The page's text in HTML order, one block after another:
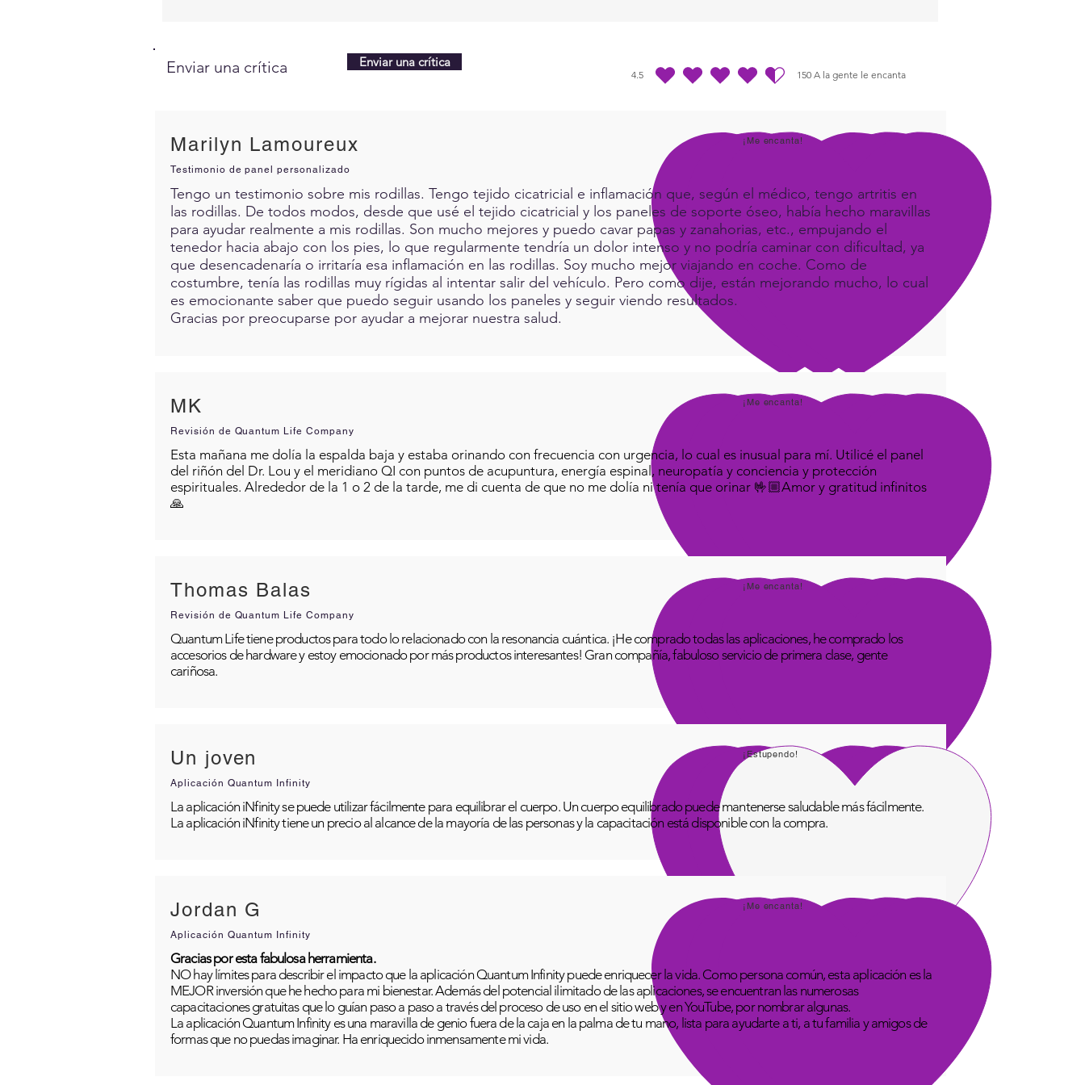
Enviar una crítica Enviar una crítica
4.5 150 A la gente le encanta
la calificación promedio es 4.5 de 5, basada en 150 votos, A la gente le encanta
Marilyn Lamoureux ¡Me encanta!
Testimonio de panel personalizado
Tengo un testimonio sobre mis rodillas. Tengo tejido cicatricial e inflamación que, según el médico, tengo artritis en
las rodillas. De todos modos, desde que usé el tejido cicatricial y los paneles de soporte óseo, había hecho maravillas
para ayudar realmente a mis rodillas. Son mucho mejores y puedo cavar papas y zanahorias, etc., empujando el
tenedor hacia abajo con los pies, lo que regularmente tendría un dolor intenso y no podría caminar con dificultad, ya
que desencadenaría o irritaría esa inflamación en las rodillas. Soy mucho mejor viajando en coche. Como de
costumbre, tenía las rodillas muy rígidas al intentar salir del vehículo. Pero como dije, están mejorando mucho, lo cual
es emocionante saber que puedo seguir usando los paneles y seguir viendo resultados.
Gracias por preocuparse por ayudar a mejorar nuestra salud.
MK ¡Me encanta!
Revisión de Quantum Life Company
Esta mañana me dolía la espalda baja y estaba orinando con frecuencia con urgencia, lo cual es inusual para mí. Utilicé el panel
del riñón del Dr. Lou y el meridiano QI con puntos de acupuntura, energía espinal, neuropatía y conciencia y protección
espirituales. Alrededor de la 1 o 2 de la tarde, me di cuenta de que no me dolía ni tenía que orinar 🤟🏼Amor y gratitud infinitos
🙏
Thomas Balas ¡Me encanta!
Revisión de Quantum Life Company
Quantum Life tiene productos para todo lo relacionado con la resonancia cuántica. ¡He comprado todas las aplicaciones, he comprado los
accesorios de hardware y estoy emocionado por más productos interesantes! Gran compañía, fabuloso servicio de primera clase, gente
cariñosa.
Un joven ¡Estupendo!
Aplicación Quantum Infinity
La aplicación iNfinity se puede utilizar fácilmente para equilibrar el cuerpo. Un cuerpo equilibrado puede mantenerse saludable más fácilmente.
La aplicación iNfinity tiene un precio al alcance de la mayoría de las personas y la capacitación está disponible con la compra.
Jordan G ¡Me encanta!
Aplicación Quantum Infinity
Gracias por esta fabulosa herramienta.
NO hay límites para describir el impacto que la aplicación Quantum Infinity puede enriquecer la vida. Como persona común, esta aplicación es la
MEJOR inversión que he hecho para mi bienestar. Además del potencial ilimitado de las aplicaciones, se encuentran las numerosas
capacitaciones gratuitas que lo guían paso a paso a través del proceso de uso en el sitio web y en YouTube, por nombrar algunas.
La aplicación Quantum Infinity es una maravilla de genio fuera de la caja en la palma de tu mano, lista para ayudarte a ti, a tu familia y amigos de
formas que no puedas imaginar. Ha enriquecido inmensamente mi vida.